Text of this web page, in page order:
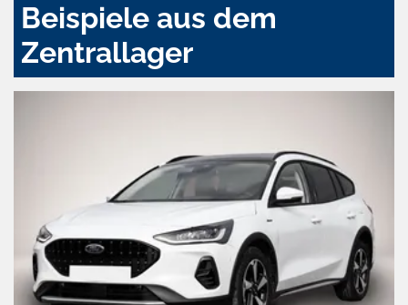
Beispiele aus dem
Zentrallager